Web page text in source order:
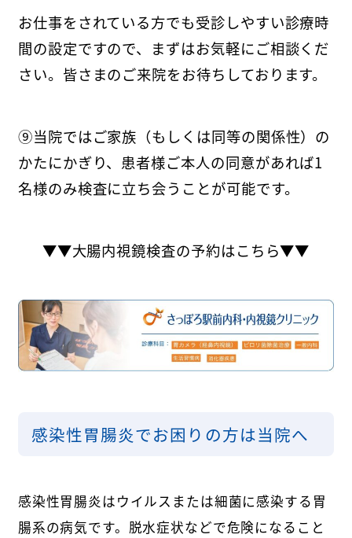
お仕事をされている方でも受診しやすい診療時
間の設定ですので、まずはお気軽にご相談くだ
さい。皆さまのご来院をお待ちしております。
⑨当院ではご家族（もしくは同等の関係性）の
かたにかぎり、患者様ご本人の同意があれば1
名様のみ検査に立ち会うことが可能です。
▼▼大腸内視鏡検査の予約はこちら▼▼
感染性胃腸炎でお困りの方は当院へ
感染性胃腸炎はウイルスまたは細菌に感染する胃
腸系の病気です。脱水症状などで危険になること